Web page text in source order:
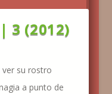
| 3 (2012)
ver su rostro
a punto de